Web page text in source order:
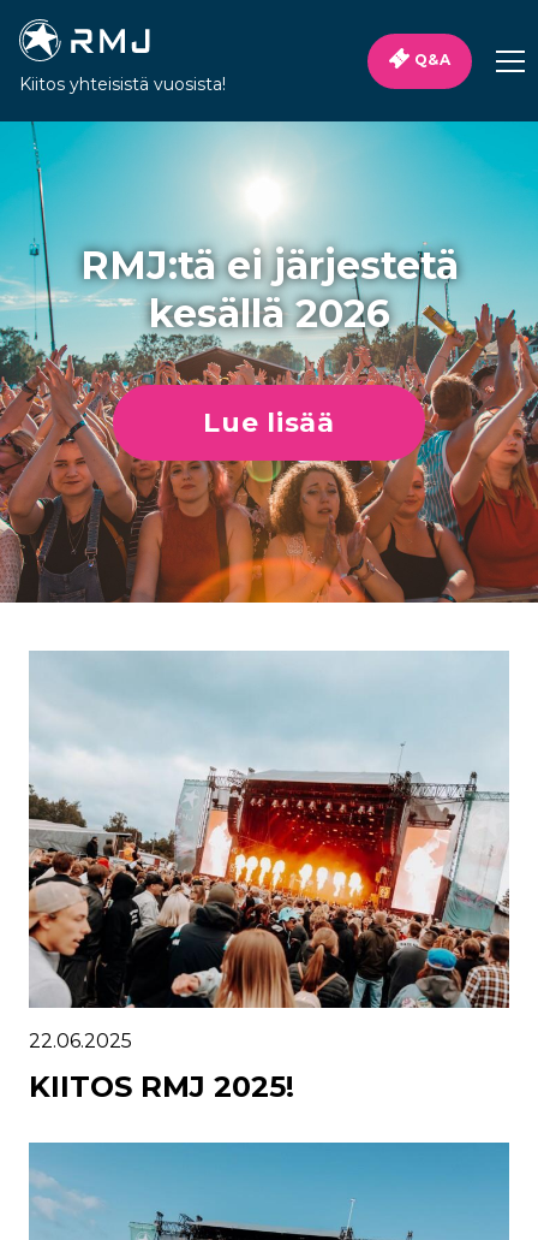
Kiitos yhteisistä vuosista!
Q&A
RMJ:tä ei järjestetä
kesällä 2026
Lue lisää
22.06.2025
KIITOS RMJ 2025!